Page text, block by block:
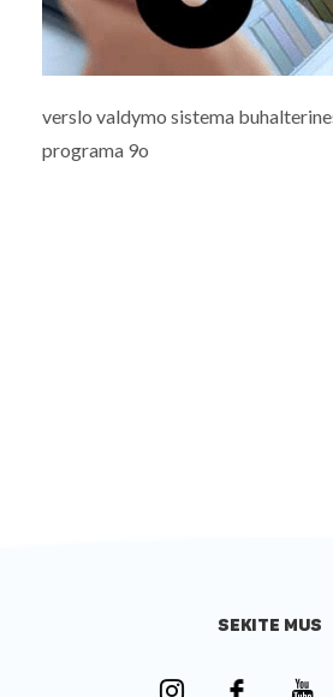
verslo valdymo sistema
programa 9o
SEKITE MUS